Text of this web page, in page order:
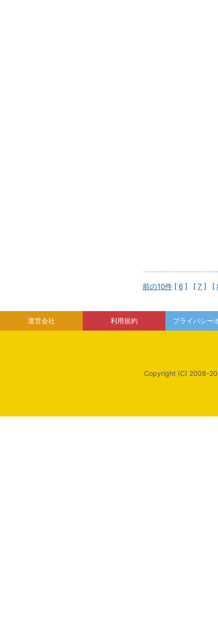
前の10件 [ 6 ] [ 7 ] [
運営会社 利用規約 プライバシー
Copyright (C) 2008-